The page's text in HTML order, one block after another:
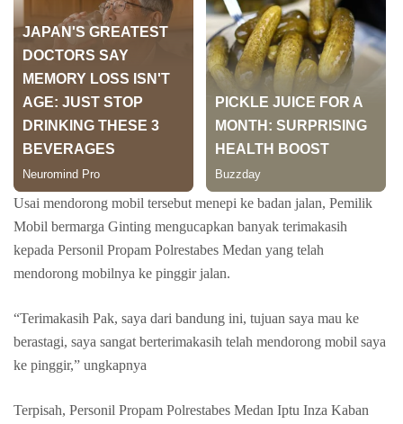
Usai mendorong mobil tersebut menepi ke badan jalan, Pemilik
Mobil bermarga Ginting mengucapkan banyak terimakasih
kepada Personil Propam Polrestabes Medan yang telah
mendorong mobilnya ke pinggir jalan.
“Terimakasih Pak, saya dari bandung ini, tujuan saya mau ke
berastagi, saya sangat berterimakasih telah mendorong mobil saya
ke pinggir,” ungkapnya
Terpisah, Personil Propam Polrestabes Medan Iptu Inza Kaban